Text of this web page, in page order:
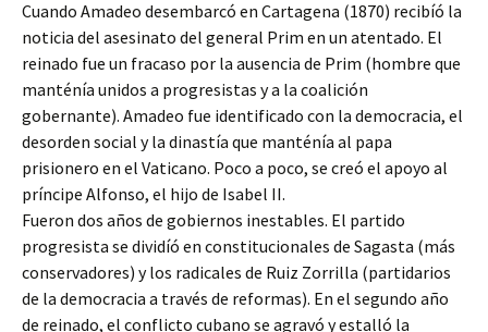
Cuando Amadeo desembarcó en Cartagena (1870) recibíó la
noticia del asesinato del general Prim en un atentado. El
reinado fue un fracaso por la ausencia de Prim (hombre que
manténía unidos a progresistas y a la coalición
gobernante). Amadeo fue identificado con la democracia, el
desorden social y la dinastía que manténía al papa
prisionero en el Vaticano. Poco a poco, se creó el apoyo al
príncipe Alfonso, el hijo de Isabel II.
Fueron dos años de gobiernos inestables. El partido
progresista se dividíó en constitucionales de Sagasta (más
conservadores) y los radicales de Ruiz Zorrilla (partidarios
de la democracia a través de reformas). En el segundo año
de reinado, el conflicto cubano se agravó y estalló la